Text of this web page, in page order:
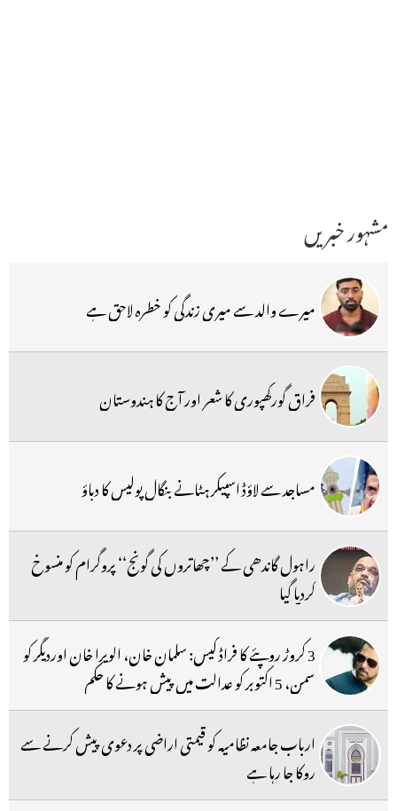
مشہور خبریں
میرے والد سے میری زندگی کو خطرہ لاحق ہے
فراق گورکھپوری کا شعر اور آج کا ہندوستان
مساجد سے لاؤڈ اسپیکر ہٹانے بنگال پولیس کا دباؤ
راہول گاندھی کے ’’چھاتروں کی گونج‘‘ پروگرام کو منسوخ
کردیا گیا
3 کروڑ روپئے کا فراڈ کیس: سلمان خان، الویرا خان اوردیگر کو
سمن، 5 اکتوبر کو عدالت میں پیش ہونے کا حکم
ارباب جامعہ نظامیہ کو قیمتی اراضی پر دعوی پیش کرنے سے
روکا جا رہا ہے